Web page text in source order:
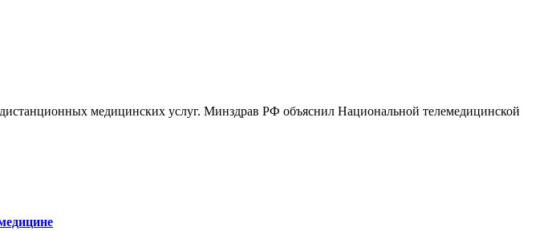
медицинских услуг. Минздрав РФ объяснил Национальной телемедицинской